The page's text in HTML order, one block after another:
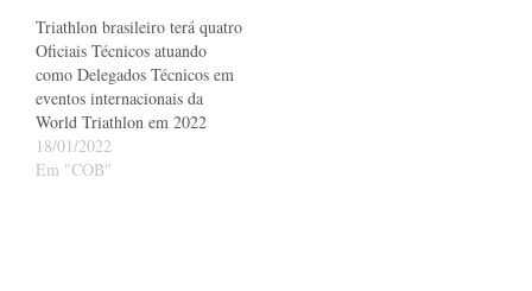
Triathlon brasileiro terá quatro
Oficiais Técnicos atuando
como Delegados Técnicos em
eventos internacionais da
World Triathlon em 2022
18/01/2022
Em "COB"